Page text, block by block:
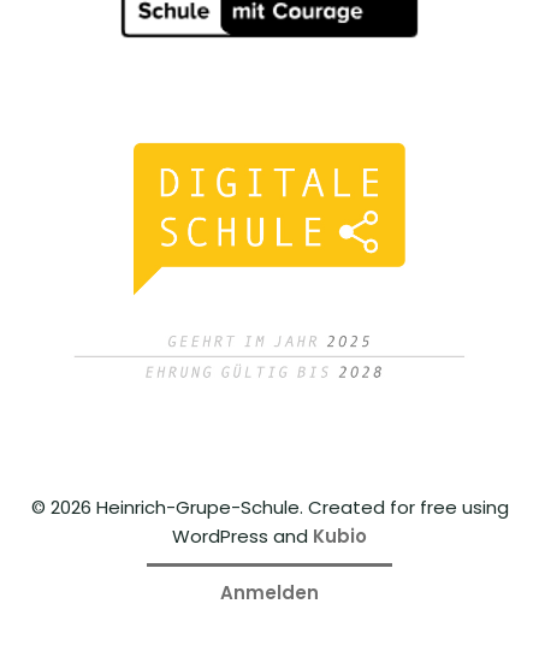
© 2026 Heinrich-Grupe-Schule. Created for free using
WordPress and Kubio
Anmelden